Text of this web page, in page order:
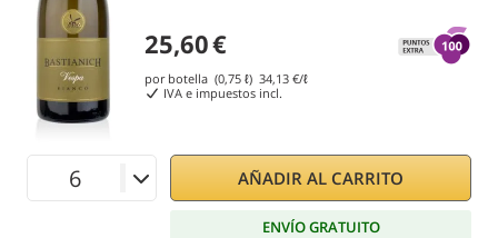
25,60€
por botella (0,75 ℓ) 34,13 €/ℓ
IVA e impuestos incl.
AÑADIR AL CARRITO
ENVÍO GRATUITO